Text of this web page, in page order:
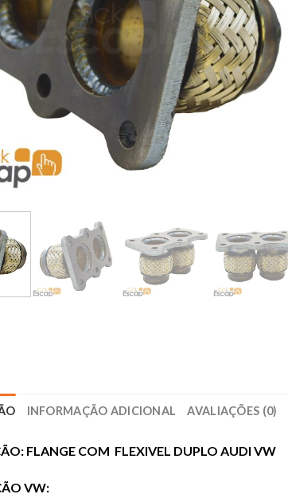
INFORMAÇÃO ADICIONAL AVALIAÇÕES (0)
FLANGE COM FLEXIVEL DUPLO AUDI VW
VW: